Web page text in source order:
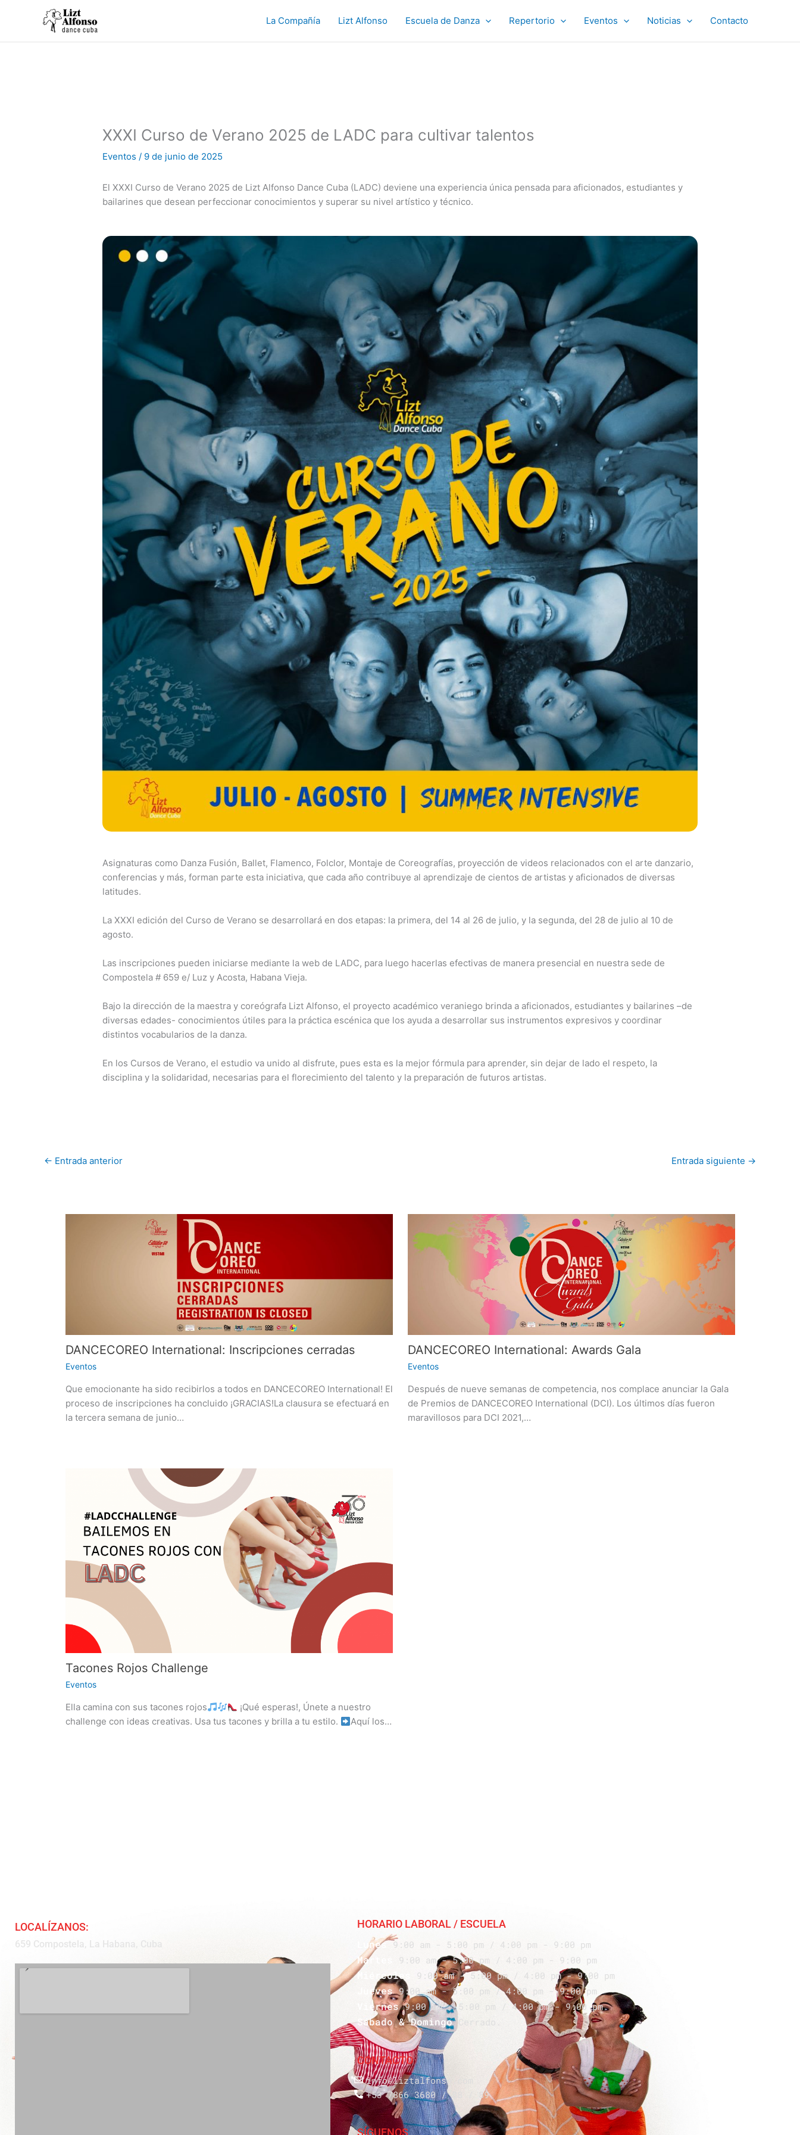
La Compañía Lizt Alfonso Escuela de Danza Repertorio Eventos Noticias Contacto
XXXI Curso de Verano 2025 de LADC para cultivar talentos
Eventos / 9 de junio de 2025
El XXXI Curso de Verano 2025 de Lizt Alfonso Dance Cuba (LADC) deviene una experiencia única pensada para aficionados, estudiantes y
bailarines que desean perfeccionar conocimientos y superar su nivel artístico y técnico.
Asignaturas como Danza Fusión, Ballet, Flamenco, Folclor, Montaje de Coreografías, proyección de videos relacionados con el arte danzario,
conferencias y más, forman parte esta iniciativa, que cada año contribuye al aprendizaje de cientos de artistas y aficionados de diversas
latitudes.
La XXXI edición del Curso de Verano se desarrollará en dos etapas: la primera, del 14 al 26 de julio, y la segunda, del 28 de julio al 10 de
agosto.
Las inscripciones pueden iniciarse mediante la web de LADC, para luego hacerlas efectivas de manera presencial en nuestra sede de
Compostela # 659 e/ Luz y Acosta, Habana Vieja.
Bajo la dirección de la maestra y coreógrafa Lizt Alfonso, el proyecto académico veraniego brinda a aficionados, estudiantes y bailarines –de
diversas edades- conocimientos útiles para la práctica escénica que los ayuda a desarrollar sus instrumentos expresivos y coordinar
distintos vocabularios de la danza.
En los Cursos de Verano, el estudio va unido al disfrute, pues esta es la mejor fórmula para aprender, sin dejar de lado el respeto, la
disciplina y la solidaridad, necesarias para el florecimiento del talento y la preparación de futuros artistas.
← Entrada anterior Entrada siguiente →
DANCECOREO International: Inscripciones cerradas
Eventos
Que emocionante ha sido recibirlos a todos en DANCECOREO International! El
proceso de inscripciones ha concluido ¡GRACIAS!La clausura se efectuará en
la tercera semana de junio…
DANCECOREO International: Awards Gala
Eventos
Después de nueve semanas de competencia, nos complace anunciar la Gala
de Premios de DANCECOREO International (DCI). Los últimos días fueron
maravillosos para DCI 2021,…
Tacones Rojos Challenge
Eventos
Ella camina con sus tacones rojos
¡Qué esperas!, Únete a nuestro
challenge con ideas creativas. Usa tus tacones y brilla a tu estilo.
Aquí los…
LOCALÍZANOS:
659 Compostela, La Habana, Cuba
HORARIO LABORAL / ESCUELA
Lunes 9:00 am - 5:00 pm / 4:00 pm - 9:00 pm
Martes 9:00 am - 5:00 pm / 4:00 pm - 9:00 pm
Miércoles 9:00 am - 5:00 pm / 4:00 pm - 9:00 pm
Jueves 9:00 am - 5:00 pm / 4:00 pm - 9:00 pm
Viernes 9:00 am - 5:00 pm / 4:00 pm - 9:00 pm
Sábado & Domingo Cerrado.
CONTACTO
info@liztalfonso.com
+53 7866 3680 / 88 / 89
SÍGUENOS